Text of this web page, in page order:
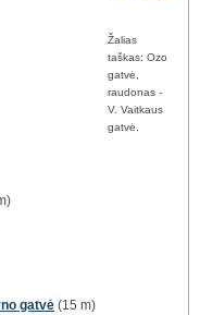
Žalias
taškas: Ozo
gatvė,
raudonas -
V. Vaitkaus
gatvė.
gatvė (15 m)